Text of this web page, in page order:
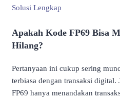
Solusi Lengkap
Apakah Kode FP69 Bisa
Hilang?
Pertanyaan ini cukup sering
terbiasa dengan transaksi digital.
FP69 hanya menandakan